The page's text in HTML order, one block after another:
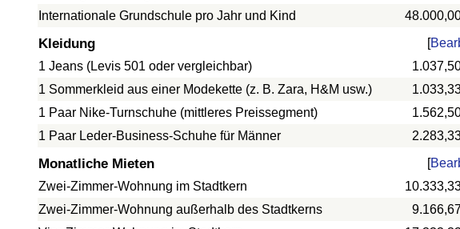
Internationale Grundschule pro Jahr und Kind
Kleidung [
1 Jeans (Levis 501 oder vergleichbar)
1 Sommerkleid aus einer Modekette (z. B. Zara, H&M usw.)
1 Paar Nike-Turnschuhe (mittleres Preissegment)
1 Paar Leder-Business-Schuhe für Männer
Monatliche Mieten [
Zwei-Zimmer-Wohnung im Stadtkern
Zwei-Zimmer-Wohnung außerhalb des Stadtkerns